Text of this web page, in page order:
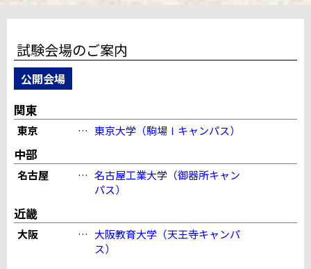
試験会場のご案内
公開会場
関東
東京 … 東京大学（駒場Ⅰキャンパス）
中部
名古屋 … 名古屋工業大学（御器所キャン
パス）
近畿
大阪 … 大阪教育大学（天王寺キャンパ
ス）